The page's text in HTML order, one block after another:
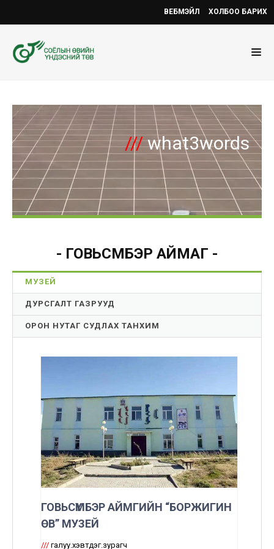
ВЕБМЭЙЛ ХОЛБОО БАРИХ
///what3words
- ГОВЬСҮМБЭР АЙМАГ -
МУЗЕЙ
ДУРСГАЛТ ГАЗРУУД
ОРОН НУТАГ СУДЛАХ ТАНХИМ
ГОВЬСҮМБЭР АЙМГИЙН “БОРЖИГИН
ӨВ” МУЗЕЙ
/// галуу.хэвтдэг.зурагч